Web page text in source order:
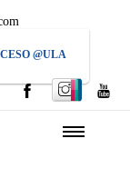
@ULA